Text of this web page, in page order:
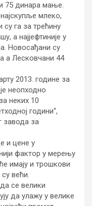
75 динара мање.
млеко,
су га за трећину
а најјефтиније у
Новосађани су
а Лесковчани 44
2013. године за
неопходно
неких 10
години“,
завода за
и цене у
фактор у мерењу
имају и трошкови
већи.
се велики
да улажу у велике